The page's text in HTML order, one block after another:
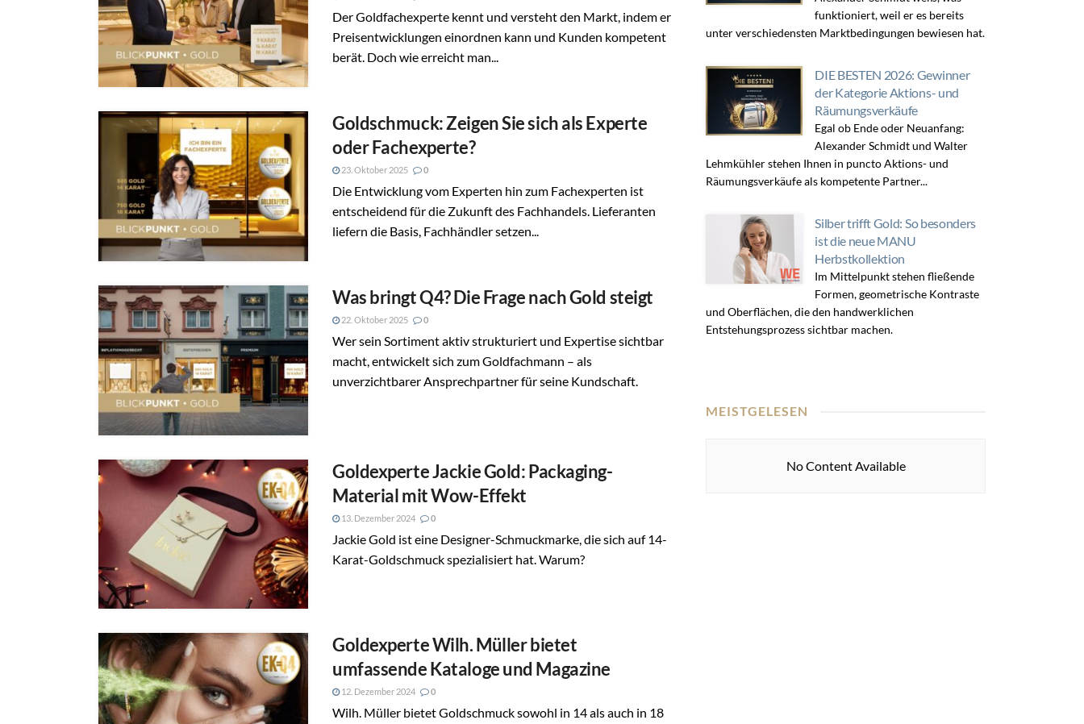
Der Goldfachexperte kennt und versteht den Markt, indem er
Preisentwicklungen einordnen kann und Kunden kompetent
berät. Doch wie erreicht man...
Goldschmuck: Zeigen Sie sich als Experte
oder Fachexperte?
23. Oktober 2025 0
Die Entwicklung vom Experten hin zum Fachexperten ist
entscheidend für die Zukunft des Fachhandels. Lieferanten
liefern die Basis, Fachhändler setzen...
Was bringt Q4? Die Frage nach Gold steigt
22. Oktober 2025 0
Wer sein Sortiment aktiv strukturiert und Expertise sichtbar
macht, entwickelt sich zum Goldfachmann – als
unverzichtbarer Ansprechpartner für seine Kundschaft.
Goldexperte Jackie Gold: Packaging-
Material mit Wow-Effekt
13. Dezember 2024 0
Jackie Gold ist eine Designer-Schmuckmarke, die sich auf 14-
Karat-Goldschmuck spezialisiert hat. Warum?
Goldexperte Wilh. Müller bietet
umfassende Kataloge und Magazine
12. Dezember 2024 0
Wilh. Müller bietet Goldschmuck sowohl in 14 als auch in 18
funktioniert, weil er es bereits
unter verschiedensten Marktbedingungen bewiesen hat.
DIE BESTEN 2026: Gewinner
der Kategorie Aktions- und
Räumungsverkäufe
Egal ob Ende oder Neuanfang:
Alexander Schmidt und Walter
Lehmkühler stehen Ihnen in puncto Aktions- und
Räumungsverkäufe als kompetente Partner...
Silber trifft Gold: So besonders
ist die neue MANU
Herbstkollektion
Im Mittelpunkt stehen fließende
Formen, geometrische Kontraste
und Oberflächen, die den handwerklichen
Entstehungsprozess sichtbar machen.
MEISTGELESEN
No Content Available